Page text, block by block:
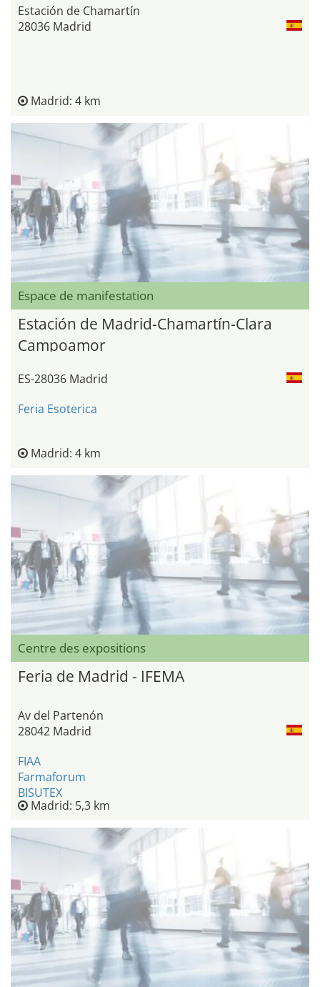
Estación de Chamartín
28036 Madrid
Madrid: 4 km
Espace de manifestation
Estación de Madrid-Chamartín-Clara
Campoamor
ES-28036 Madrid
Feria Esoterica
Madrid: 4 km
Centre des expositions
Feria de Madrid - IFEMA
Av del Partenón
28042 Madrid
FIAA
Farmaforum
BISUTEX
Madrid: 5,3 km